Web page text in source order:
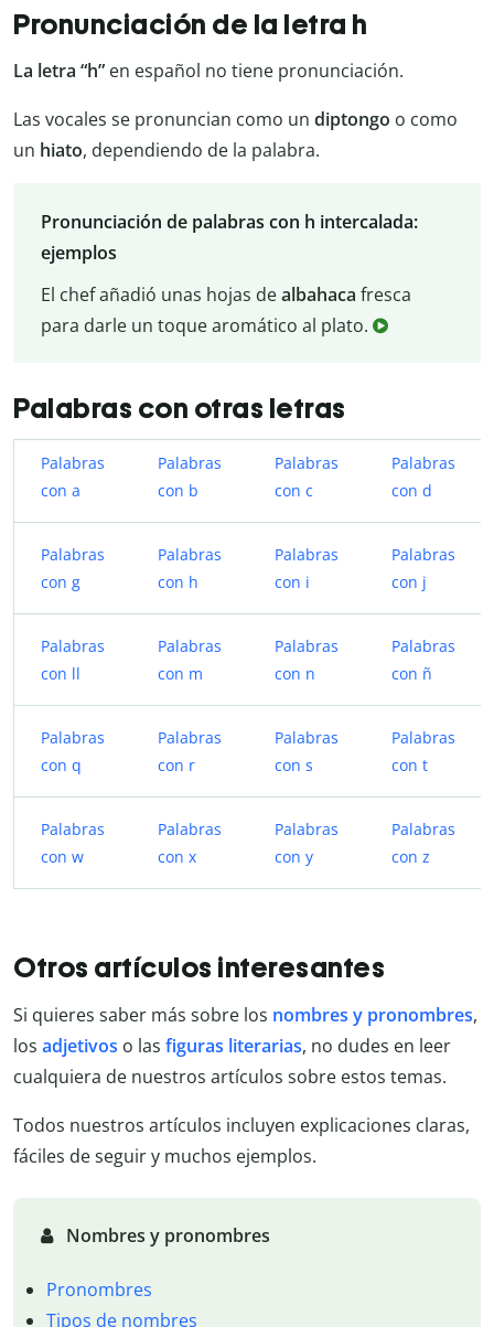
Pronunciación de la letra h
La letra “h” en español no tiene pronunciación.
Las vocales se pronuncian como un diptongo o como
un hiato, dependiendo de la palabra.
Pronunciación de palabras con h intercalada:
ejemplos
El chef añadió unas hojas dealbahaca fresca
para darle un toque aromático al plato.
Palabras con otras letras
Palabras
con a
Palabras
con b
Palabras
con c
Palabras
con d
Palabras
con g
Palabras
con h
Palabras
con i
Palabras
con j
Palabras
con ll
Palabras
con m
Palabras
con n
Palabras
con ñ
Palabras
con q
Palabras
con r
Palabras
con s
Palabras
con t
Palabras
con w
Palabras
con x
Palabras
con y
Palabras
con z
Otros artículos interesantes
Si quieres saber más sobre los nombres y pronombres,
los adjetivos o las figuras literarias, no dudes en leer
cualquiera de nuestros artículos sobre estos temas.
Todos nuestros artículos incluyen explicaciones claras,
fáciles de seguir y muchos ejemplos.
Nombres y pronombres
Pronombres
Tipos de nombres